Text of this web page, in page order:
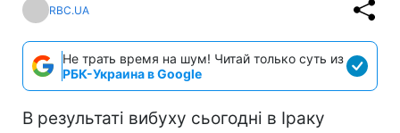
RBC.UA
Не трать время на шум! Читай только суть из
РБК-Украина в Google
В результаті вибуху сьогодні в Іраку